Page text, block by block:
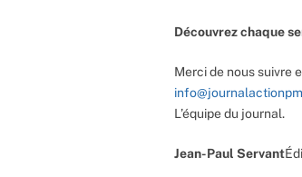
Découvrez chaque
Merci de nous suivre
L’équipe du journal.
Jean-Paul Servant